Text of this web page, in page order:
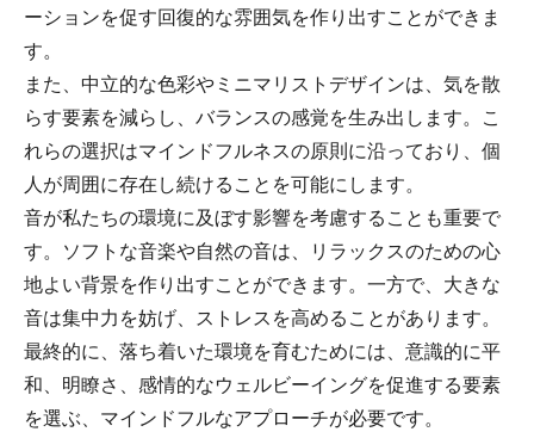
ーションを促す回復的な雰囲気を作り出すことができま
す。
また、中立的な色彩やミニマリストデザインは、気を散
らす要素を減らし、バランスの感覚を生み出します。こ
れらの選択はマインドフルネスの原則に沿っており、個
人が周囲に存在し続けることを可能にします。
音が私たちの環境に及ぼす影響を考慮することも重要で
す。ソフトな音楽や自然の音は、リラックスのための心
地よい背景を作り出すことができます。一方で、大きな
音は集中力を妨げ、ストレスを高めることがあります。
最終的に、落ち着いた環境を育むためには、意識的に平
和、明瞭さ、感情的なウェルビーイングを促進する要素
を選ぶ、マインドフルなアプローチが必要です。